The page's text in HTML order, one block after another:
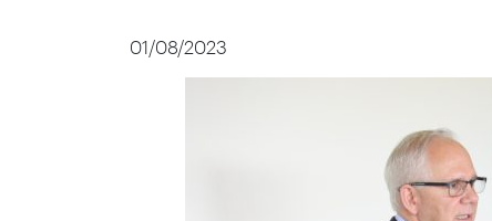
01/08/2023